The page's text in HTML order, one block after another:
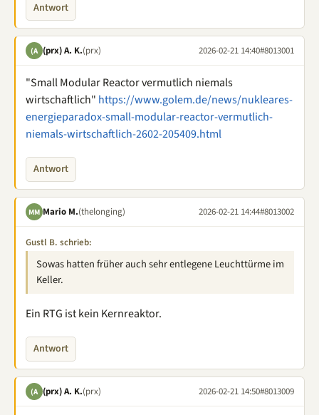
Antwort
(A (prx) A. K.(prx) 2026-02-21 14:40#8013001
"Small Modular Reactor vermutlich niemals
wirtschaftlich" https://www.golem.de/news/nukleares-
energieparadox-small-modular-reactor-vermutlich-
niemals-wirtschaftlich-2602-205409.html
Antwort
MM Mario M.(thelonging) 2026-02-21 14:44#8013002
Gustl B. schrieb:
Sowas hatten früher auch sehr entlegene Leuchttürme im
Keller.
Ein RTG ist kein Kernreaktor.
Antwort
(A (prx) A. K.(prx) 2026-02-21 14:50#8013009